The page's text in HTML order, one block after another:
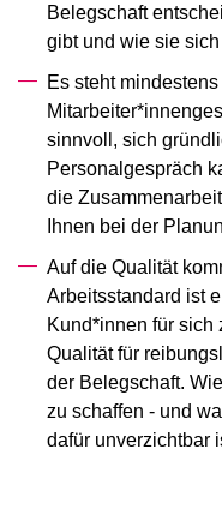
Belegschaft
gibt und wie sie
Es steht
sinnvoll, sich
Personalgespräch
die
Ihnen bei der
Auf die Qualität
Arbeitsstandard ist
Kund*innen für sich
Qualität für
der Belegschaft.
zu schaffen - und
dafür unverzichtbar